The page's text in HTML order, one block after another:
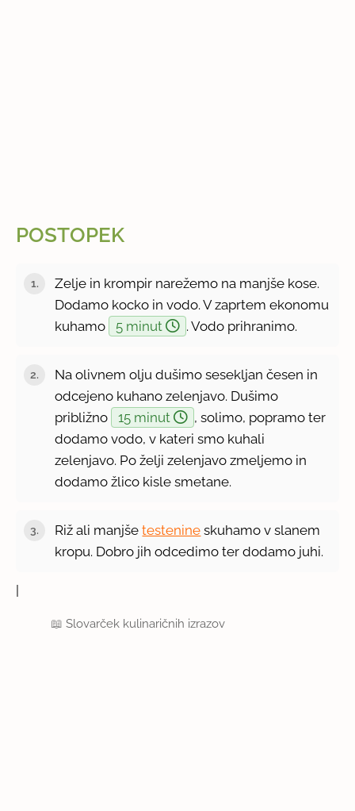
POSTOPEK
Zelje in krompir narežemo na manjše kose.
Dodamo kocko in vodo. V zaprtem ekonomu
kuhamo
5 minut . Vodo prihranimo.
Na olivnem olju dušimo sesekljan česen in
odcejeno kuhano zelenjavo. Dušimo
približno
15 minut
, solimo, popramo ter
dodamo vodo, v kateri smo kuhali
zelenjavo. Po želji zelenjavo zmeljemo in
dodamo žlico kisle smetane.
Riž ali manjšetestenine skuhamo v slanem
kropu. Dobro jih odcedimo ter dodamo juhi.
|
📖Slovarček kulinaričnih izrazov